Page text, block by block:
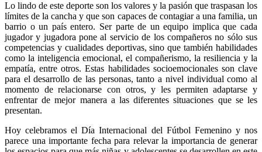
Lo lindo de este deporte son los valores y la pasión que traspasan los
límites de la cancha y que son capaces de contagiar a una familia, un
barrio o un país entero. Ser parte de un equipo implica que cada
jugador y jugadora pone al servicio de los compañeros no sólo sus
competencias y cualidades deportivas, sino que también habilidades
como la inteligencia emocional, el compañerismo, la resiliencia y la
empatía, entre otros. Estas habilidades socioemocionales son clave
para el desarrollo de las personas, tanto a nivel individual como al
momento de relacionarse con otros, y les permiten adaptarse y
enfrentar de mejor manera a las diferentes situaciones que se les
presentan.
Hoy celebramos el Día Internacional del Fútbol Femenino y nos
parece una importante fecha para relevar la importancia de generar